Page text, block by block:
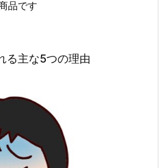
品です
る主な5つの理由